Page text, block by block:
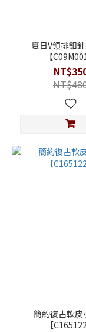
夏日V領排釦
【
簡約復古軟皮
【C165122